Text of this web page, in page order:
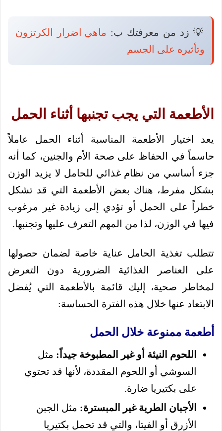
💡 زد من معرفتك ب: ماهي اضرار الكرتزون
وتأثيره على الجسم
الأطعمة التي يجب تجنبها أثناء الحمل
يعد اختيار الأطعمة المناسبة أثناء الحمل عاملاً
حاسماً في الحفاظ على صحة الأم والجنين، كما أنه
جزء أساسي من نظام غذائي للحامل لا يزيد الوزن
بشكل مفرط، هناك بعض الأطعمة التي قد تشكل
خطراً على الحمل أو تؤدي إلى زيادة غير مرغوب
فيها في الوزن، لذا من المهم التعرف عليها وتجنبها.
تتطلب تغذية الحامل عناية خاصة لضمان حصولها
على العناصر الغذائية الضرورية دون التعرض
لمخاطر صحية، إليك قائمة بالأطعمة التي يُفضل
الابتعاد عنها خلال هذه الفترة الحساسة:
أطعمة ممنوعة خلال الحمل
اللحوم النيئة أو غير المطبوخة جيداً: مثل
السوشي أو اللحوم المقددة، لأنها قد تحتوي
على بكتيريا ضارة.
الأجبان الطرية غير المبسترة: مثل الجبن
الأزرق أو الفيتا، والتي قد تحمل بكتيريا